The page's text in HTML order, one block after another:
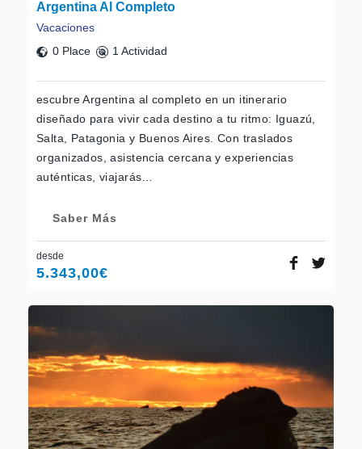
Argentina Al Completo
Vacaciones
0 Place
1 Actividad
escubre Argentina al completo en un itinerario
diseñado para vivir cada destino a tu ritmo: Iguazú,
Salta, Patagonia y Buenos Aires. Con traslados
organizados, asistencia cercana y experiencias
auténticas, viajarás…
Saber Más
desde
5.343,00€